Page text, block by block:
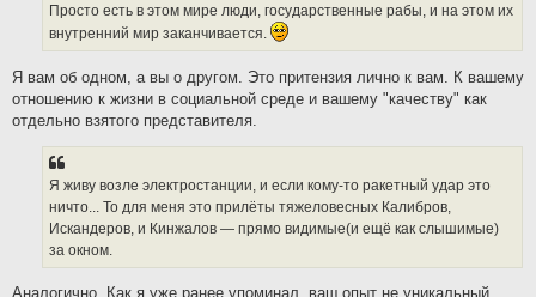
Просто есть в этом мире люди, государственные рабы, и на этом их
внутренний мир заканчивается.
Я вам об одном, а вы о другом. Это притензия лично к вам. К вашему
отношению к жизни в социальной среде и вашему "качеству" как
отдельно взятого представителя.
Я живу возле электростанции, и если кому-то ракетный удар это
ничто... То для меня это прилёты тяжеловесных Калибров,
Искандеров, и Кинжалов — прямо видимые(и ещё как слышимые)
за окном.
Аналогично. Как я уже ранее упоминал, ваш опыт не уникальный.